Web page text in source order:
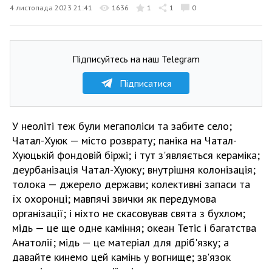
4 листопада 2023 21:41 1636 1 1 0
Підписуйтесь на наш Telegram
Підписатися
У неоліті теж були мегаполіси та забите село;
Чатал-Хуюк — місто розврату; паніка на Чатал-
Хуюцькій фондовій біржі; і тут з'являється кераміка;
деурбанізація Чатал-Хуюку; внутрішня колонізація;
толока — джерело держави; колективні запаси та
їх охоронці; мавпячі звички як передумова
організації; і ніхто не скасовував свята з бухлом;
мідь — це ще одне каміння; океан Тетіс і багатства
Анатолії; мідь — це матеріал для дріб'язку; а
давайте кинемо цей камінь у вогнище; зв'язок